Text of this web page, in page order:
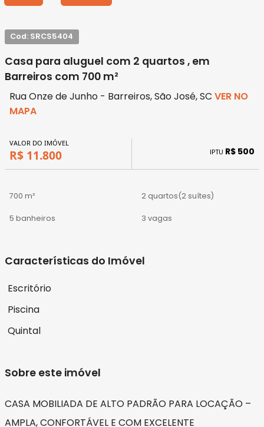
Cod: SRCS5404
Casa para aluguel com 2 quartos , em
Barreiros com 700 m²
Rua Onze de Junho - Barreiros, São José, SC VER NO
MAPA
VALOR DO IMÓVEL
R$ 11.800 IPTU R$ 500
700 m² 2 quartos(2 suítes)
5 banheiros 3 vagas
Características do Imóvel
Escritório
Piscina
Quintal
Sobre este imóvel
CASA MOBILIADA DE ALTO PADRÃO PARA LOCAÇÃO –
AMPLA, CONFORTÁVEL E COM EXCELENTE